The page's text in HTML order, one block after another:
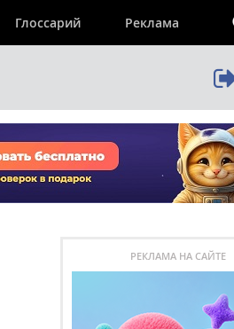
Глоссарий Реклама
РЕКЛАМА НА САЙТЕ